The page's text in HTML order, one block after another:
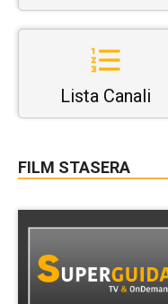
Lista Canali
FILM STASERA